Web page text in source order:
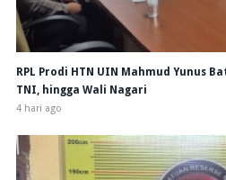
RPL Prodi HTN UIN Mahmud Yunus
TNI, hingga Wali Nagari
4 hari ago